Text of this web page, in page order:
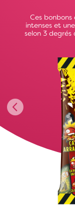
Ces
intenses et
selon 3 degrés